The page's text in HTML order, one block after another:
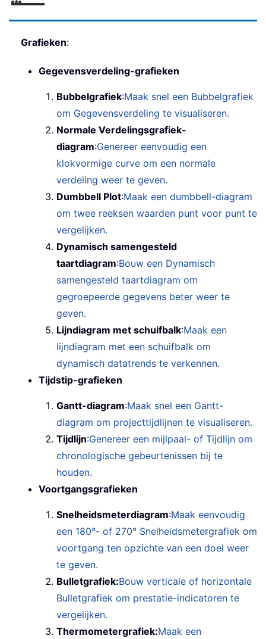
Grafieken:
Gegevensverdeling-grafieken
Bubbelgrafiek:Maak snel een Bubbelgrafiek
om Gegevensverdeling te visualiseren.
Normale Verdelingsgrafiek-
diagram:Genereer eenvoudig een
klokvormige curve om een normale
verdeling weer te geven.
Dumbbell Plot:Maak een dumbbell-diagram
om twee reeksen waarden punt voor punt te
vergelijken.
Dynamisch samengesteld
taartdiagram:Bouw een Dynamisch
samengesteld taartdiagram om
gegroepeerde gegevens beter weer te
geven.
Lijndiagram met schuifbalk:Maak een
lijndiagram met een schuifbalk om
dynamisch datatrends te verkennen.
Tijdstip-grafieken
Gantt-diagram:Maak snel een Gantt-
diagram om projecttijdlijnen te visualiseren.
Tijdlijn:Genereer een mijlpaal- of Tijdlijn om
chronologische gebeurtenissen bij te
houden.
Voortgangsgrafieken
Snelheidsmeterdiagram:Maak eenvoudig
een 180°- of 270° Snelheidsmetergrafiek om
voortgang ten opzichte van een doel weer
te geven.
Bulletgrafiek:Bouw verticale of horizontale
Bulletgrafiek om prestatie-indicatoren te
vergelijken.
Thermometergrafiek:Maak een